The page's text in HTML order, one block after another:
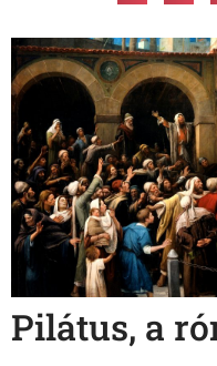
Pilátus, a